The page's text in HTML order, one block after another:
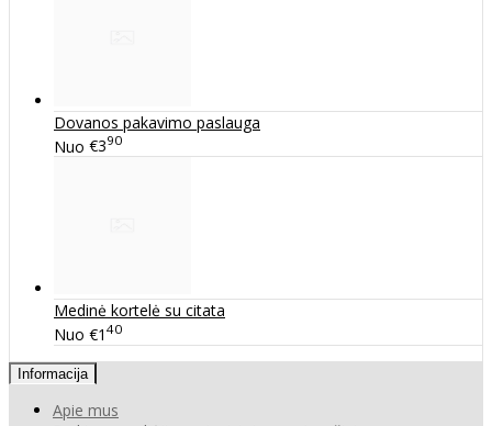
Dovanos pakavimo paslauga
Nuo €390
Medinė kortelė su citata
Nuo €1 40
Informacija
Apie mus